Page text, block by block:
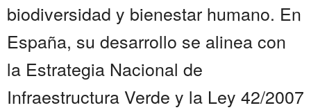
biodiversidad y bienestar humano. En
España, su desarrollo se alinea con
la Estrategia Nacional de
Infraestructura Verde y la Ley 42/2007